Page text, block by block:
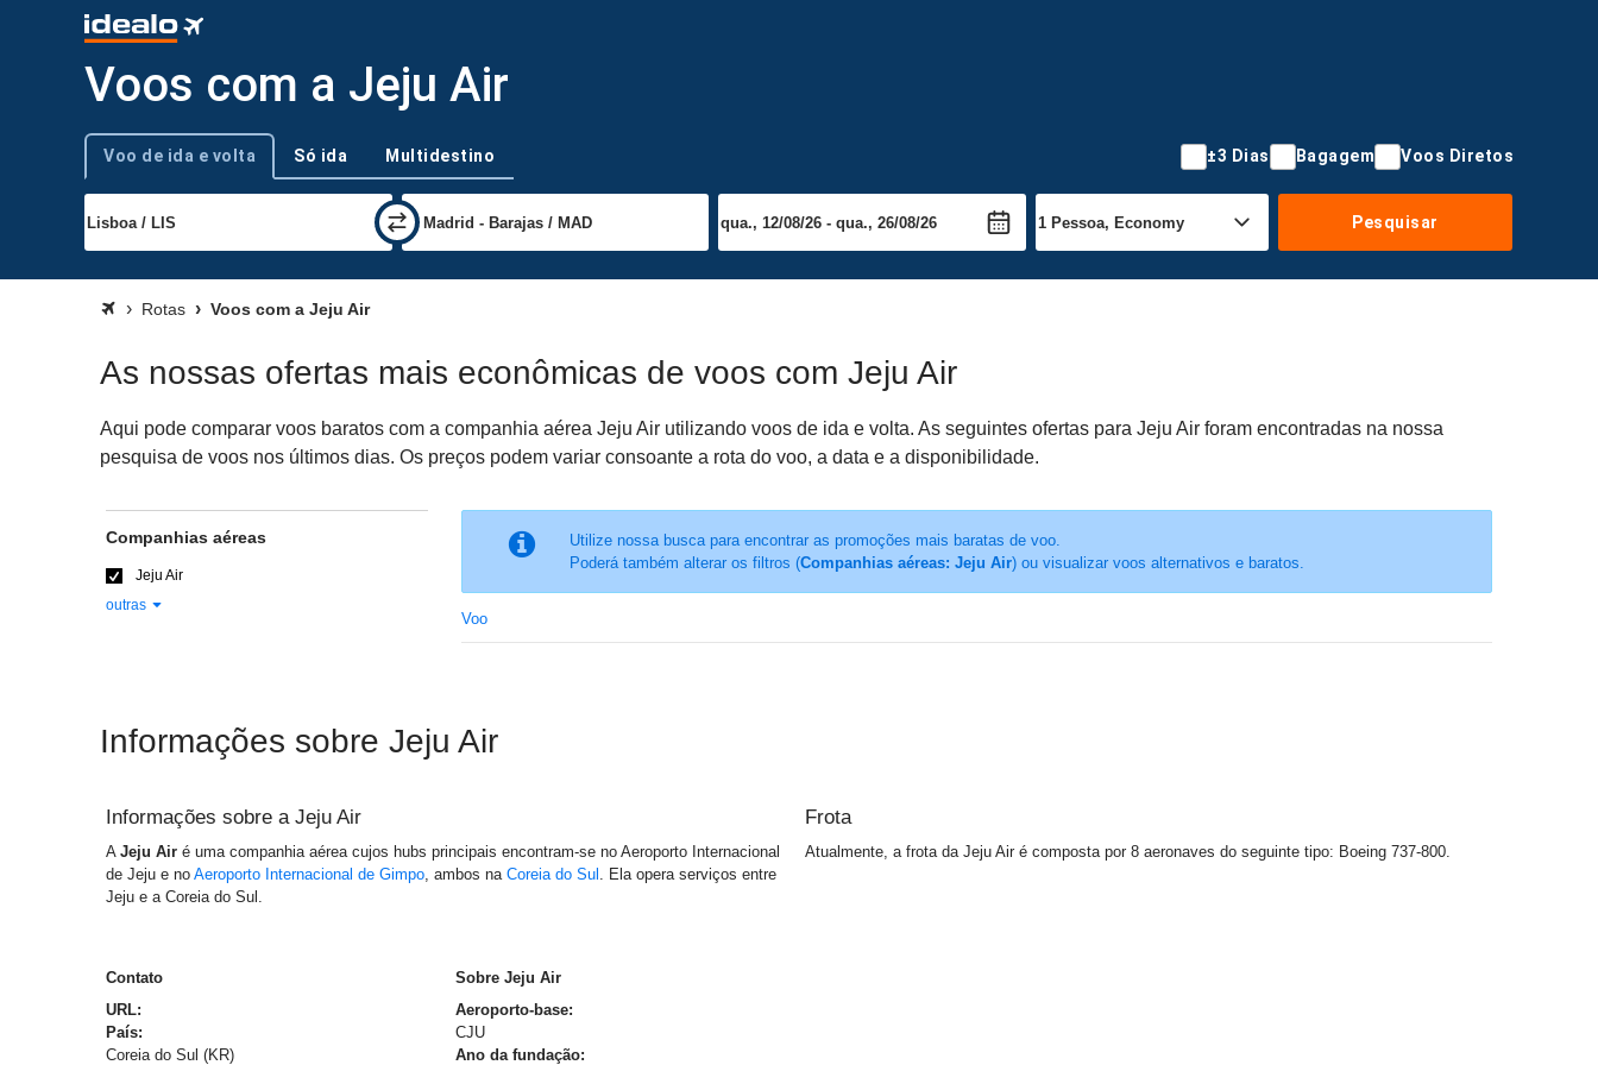
Voos com a Jeju Air
Tipo de viagem
Voo de ida e volta Só ida Multidestino ±3 Dias Bagagem Voos Diretos
Pesquisar
Rotas Voos com a Jeju Air
As nossas ofertas mais econômicas de voos com Jeju Air
Aqui pode comparar voos baratos com a companhia aérea Jeju Air utilizando voos de ida e volta. As seguintes ofertas para Jeju Air foram encontradas na nossa
pesquisa de voos nos últimos dias. Os preços podem variar consoante a rota do voo, a data e a disponibilidade.
Utilize nossa busca para encontrar as promoções mais baratas de voo.
Poderá também alterar os filtros (Companhias aéreas: Jeju Air) ou visualizar voos alternativos e baratos.
Voo
Companhias aéreas
Jeju Air
outras
Informações sobre Jeju Air
Informações sobre a Jeju Air
A Jeju Air é uma companhia aérea cujos hubs principais encontram-se no Aeroporto Internacional
de Jeju e no Aeroporto Internacional de Gimpo, ambos na Coreia do Sul . Ela opera serviços entre
Jeju e a Coreia do Sul.
Frota
Atualmente, a frota da Jeju Air é composta por 8 aeronaves do seguinte tipo: Boeing 737-800.
Contato
URL:
País:
Coreia do Sul (KR)
Sobre Jeju Air
Aeroporto-base:
CJU
Ano da fundação: